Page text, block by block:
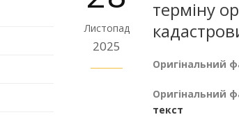
Листопад
2025
терміну
Оригінальний
Оригінальний
текст